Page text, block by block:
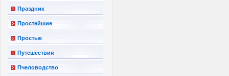
Праздник
Простейшие
Простые
Путешествия
Пчеловодство